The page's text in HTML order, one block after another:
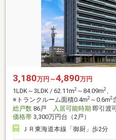
3,180万円～4,890万円
1LDK～3LDK / 62.11m2 ～84.09m2、
※トランクルーム面積0.4m2 ～0.6m2
総戸数 86戸 入居可能時期 即引渡
価格帯 3,300万円台（2戸）
ＪＲ東海道本線「御厨」歩2分